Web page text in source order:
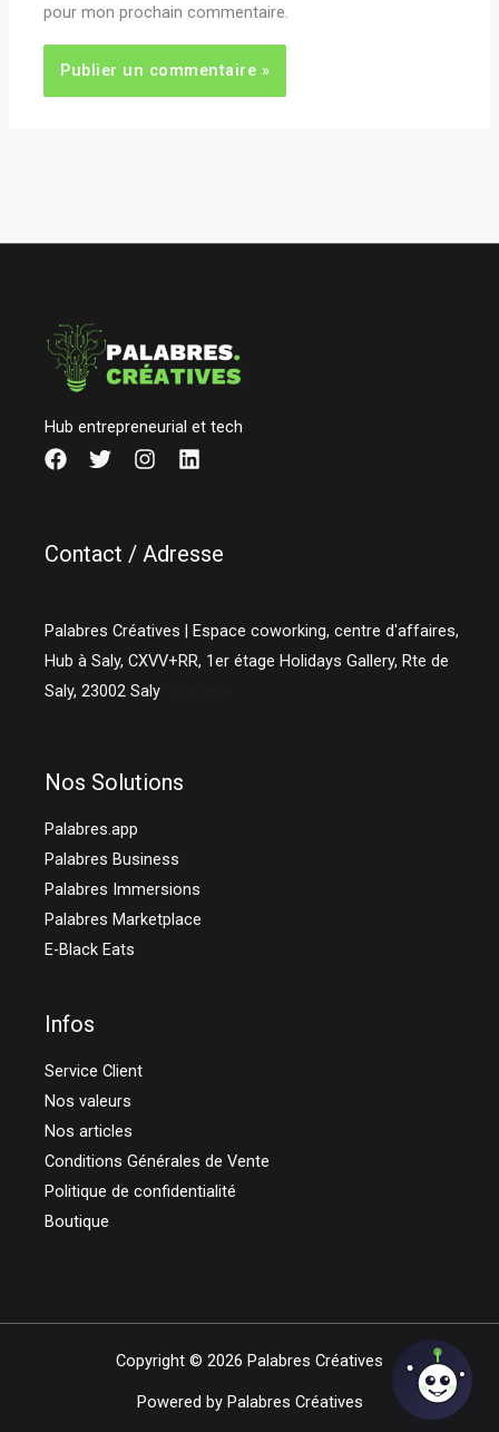
pour mon prochain commentaire.
Hub entrepreneurial et tech
Contact / Adresse
Palabres Créatives | Espace coworking, centre d'affaires,
Hub à Saly, CXVV+RR, 1er étage Holidays Gallery, Rte de
Saly,23002 Saly
Nos Solutions
Palabres.app
Palabres Business
Palabres Immersions
Palabres Marketplace
E-Black Eats
Infos
Service Client
Nos valeurs
Nos articles
Conditions Générales de Vente
Politique de confidentialité
Boutique
Copyright © 2026 Palabres Créatives
Powered by Palabres Créatives